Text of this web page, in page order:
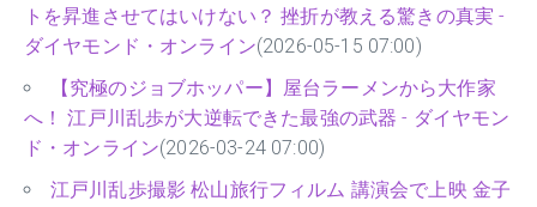
トを昇進させてはいけない？ 挫折が教える驚きの真実 -
ダイヤモンド・オンライン(2026-05-15 07:00)
【究極のジョブホッパー】屋台ラーメンから大作家
へ！ 江戸川乱歩が大逆転できた最強の武器 - ダイヤモン
ド・オンライン(2026-03-24 07:00)
江戸川乱歩撮影 松山旅行フィルム 講演会で上映 金子